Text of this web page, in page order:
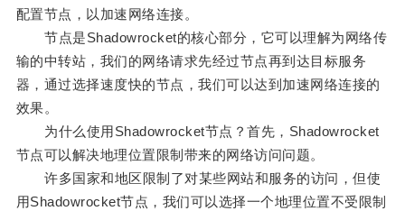
配置节点，以加速网络连接。
节点是Shadowrocket的核心部分，它可以理解为网络传
输的中转站，我们的网络请求先经过节点再到达目标服务
器，通过选择速度快的节点，我们可以达到加速网络连接的
效果。
为什么使用Shadowrocket节点？首先，Shadowrocket
节点可以解决地理位置限制带来的网络访问问题。
许多国家和地区限制了对某些网站和服务的访问，但使
用Shadowrocket节点，我们可以选择一个地理位置不受限制